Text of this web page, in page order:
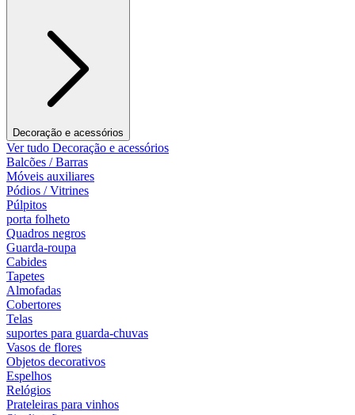
Decoração e acessórios
Ver tudo Decoração e acessórios
Balcões / Barras
Móveis auxiliares
Pódios / Vitrines
Púlpitos
porta folheto
Quadros negros
Guarda-roupa
Cabides
Tapetes
Almofadas
Cobertores
Telas
suportes para guarda-chuvas
Vasos de flores
Objetos decorativos
Espelhos
Relógios
Prateleiras para vinhos